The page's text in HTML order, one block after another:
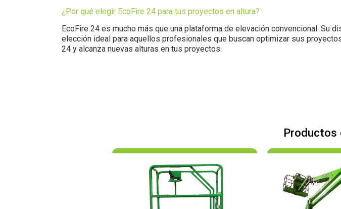
¿Por qué elegir EcoFire 24 para tus proyectos en altura?
EcoFire 24 es mucho más que una plataforma de elevación convencional.
elección ideal para aquellos profesionales que buscan optimizar sus
24 y alcanza nuevas alturas en tus proyectos.
Productos